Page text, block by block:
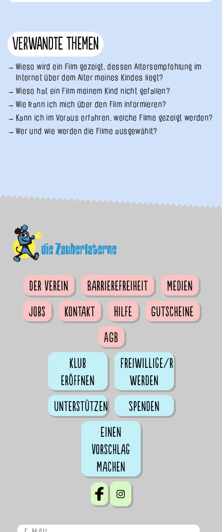
Verwandte Themen
Wieso wird ein Film gezeigt, dessen Altersempfehlung im
Internet über dem Alter meines Kindes liegt?
Wieso hat ein Film meinem Kind nicht gefallen?
Wie kann ich mich über den Film informieren?
Kann ich im Voraus erfahren, welche Filme gezeigt werden?
Wer und wie werden die Filme ausgewählt?
Der Verein Barrierefreiheit
Medien
Jobs
Kontakt Hilfe
Gutscheine
AGB
Klub
eröffnen
Freiwillige/r
werden
Unterstützen
Spenden
Einen
Vorschlag
machen